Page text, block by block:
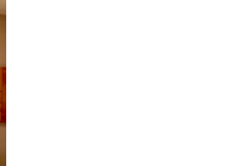
dotykových gest či potiahnutia